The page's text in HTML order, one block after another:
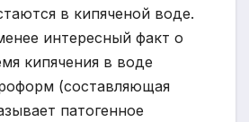
в кипяченой воде.
интересный факт о
кипячения в воде
(составляющая
патогенное